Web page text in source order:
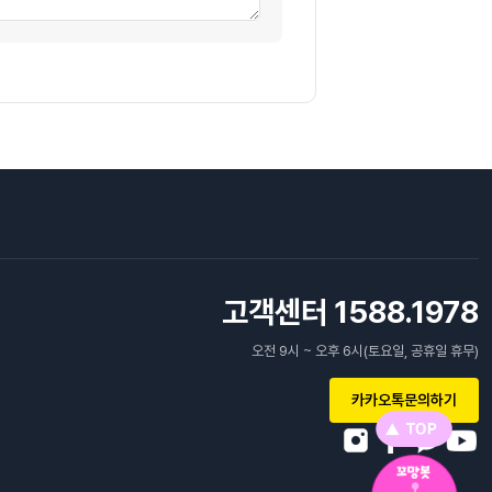
고객센터 1588.1978
오전 9시 ~ 오후 6시(토요일, 공휴일 휴무)
카카오톡문의하기